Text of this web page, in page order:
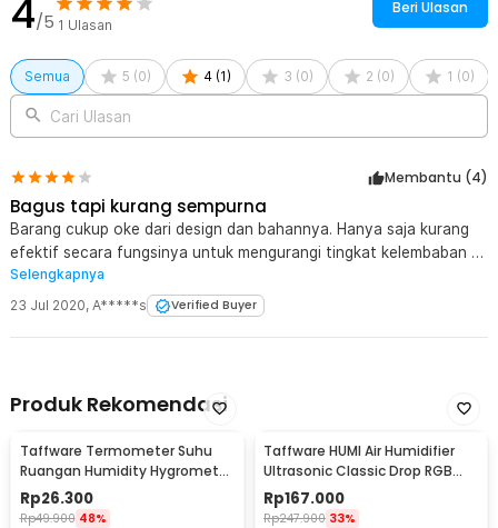
4/5 1 Ulasan
Beri Ulasan
Semua 5 (0) 4 (1 ) 3 (0) 2 (0) 1 (0)
Cari Ulasan
Membantu (4)
Bagus tapi kurang sempurna
Barang cukup oke dari design dan bahannya. Hanya saja kurang
efektif secara fungsinya untuk mengurangi tingkat kelembaban /
humidity, dan konsumsi watt nya sepertinya cukup gede.
Selengkapnya
23 Jul 2020, A*****s Verified Buyer
Produk Rekomendasi
Taffware Termometer Suhu
Ruangan Humidity Hygrometer
Clock Calendar - HTC-1
Rp26.300
Rp49.900 48%
Taffware HUMI Air Humidifier
Ultrasonic Classic Drop RGB
Adjustable 3L - H98
Rp167.000
Rp247.900 33%